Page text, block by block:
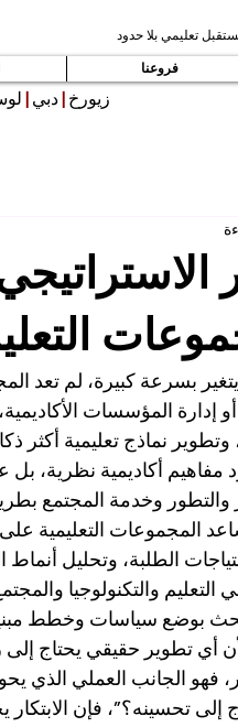
تعليمي بلا حدود
فروعنا
زيورخ دبي
بسرعة كبيرة، لم تعد
أو إدارة المؤسسات
وتطوير نماذج تعليمية أكثر
مفاهيم أكاديمية نظرية،
والتطور وخدمة المجتمع
المجموعات التعليمية على
الطلبة، وتحليل
التعليم والتكنولوجيا
بوضع سياسات وخطط
لأن أي تطوير حقيقي يحتاج
فهو الجانب العملي
إلى تحسينه؟”، فإن